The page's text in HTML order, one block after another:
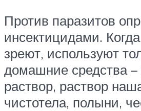
Против паразитов
инсектицидами.
зреют, используют
домашние средства
раствор, раствор
чистотела, полыни,